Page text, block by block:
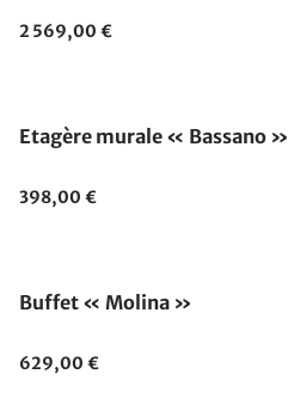
2 569,00 €
Etagère murale « Bassano »
398,00 €
Buffet « Molina »
629,00 €